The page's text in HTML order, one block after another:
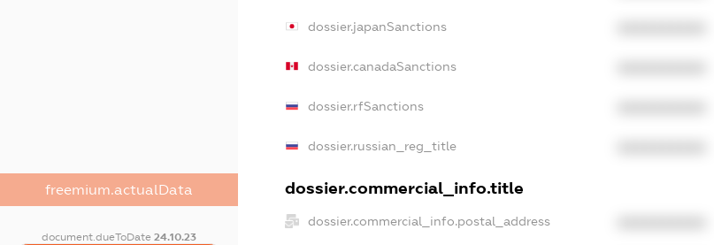
freemium.actualData
document.dueToDate 24.10.23
dossier.japanSanctions
dossier.canadaSanctions
dossier.rfSanctions
dossier.russian_reg_title
dossier.commercial_info.title
dossier.commercial_info.postal_address